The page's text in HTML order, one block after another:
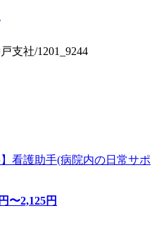
支社/1201_9244
看護助手(病院内の日常サポ
円〜2,125円